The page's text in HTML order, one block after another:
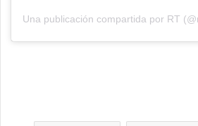
Una publicación compartida por RT